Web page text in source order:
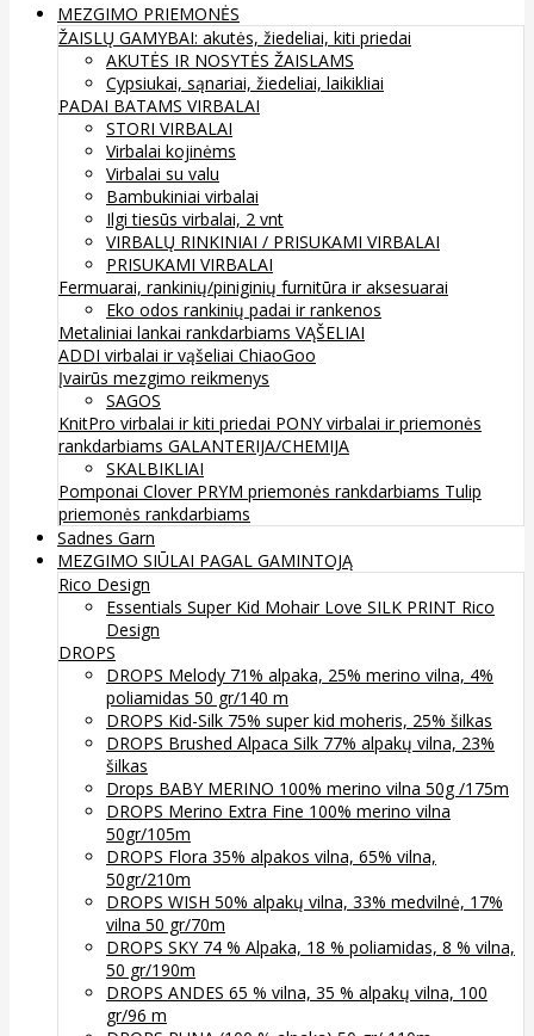
MEZGIMO PRIEMONĖS
ŽAISLŲ GAMYBAI: akutės, žiedeliai, kiti priedai
AKUTĖS IR NOSYTĖS ŽAISLAMS
Cypsiukai, sąnariai, žiedeliai, laikikliai
PADAI BATAMS VIRBALAI
STORI VIRBALAI
Virbalai kojinėms
Virbalai su valu
Bambukiniai virbalai
Ilgi tiesūs virbalai, 2 vnt
VIRBALŲ RINKINIAI / PRISUKAMI VIRBALAI
PRISUKAMI VIRBALAI
Fermuarai, rankinių/piniginių furnitūra ir aksesuarai
Eko odos rankinių padai ir rankenos
Metaliniai lankai rankdarbiams VĄŠELIAI
ADDI virbalai ir vąšeliai ChiaoGoo
Įvairūs mezgimo reikmenys
SAGOS
KnitPro virbalai ir kiti priedai PONY virbalai ir priemonės
rankdarbiams GALANTERIJA/CHEMIJA
SKALBIKLIAI
Pomponai Clover PRYM priemonės rankdarbiams Tulip
priemonės rankdarbiams
Sadnes Garn
MEZGIMO SIŪLAI PAGAL GAMINTOJĄ
Rico Design
Essentials Super Kid Mohair Love SILK PRINT Rico
Design
DROPS
DROPS Melody 71% alpaka, 25% merino vilna, 4%
poliamidas 50 gr/140 m
DROPS Kid-Silk 75% super kid moheris, 25% šilkas
DROPS Brushed Alpaca Silk 77% alpakų vilna, 23%
šilkas
Drops BABY MERINO 100% merino vilna 50g /175m
DROPS Merino Extra Fine 100% merino vilna
50gr/105m
DROPS Flora 35% alpakos vilna, 65% vilna,
50gr/210m
DROPS WISH 50% alpakų vilna, 33% medvilnė, 17%
vilna 50 gr/70m
DROPS SKY 74 % Alpaka, 18 % poliamidas, 8 % vilna,
50 gr/190m
DROPS ANDES 65 % vilna, 35 % alpakų vilna, 100
gr/96 m